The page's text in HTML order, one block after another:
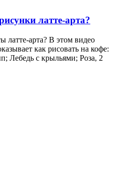
латте-арта?
латте-арта? В этом видео
как рисовать на кофе:
Лебедь с крыльями; Роза, 2